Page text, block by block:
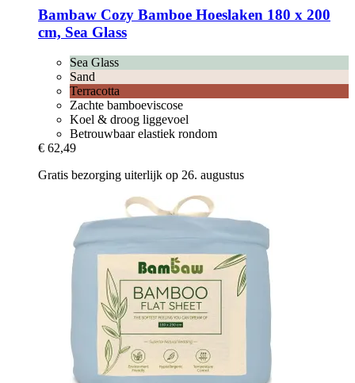
Bambaw Cozy Bamboe Hoeslaken 180 x 200
cm, Sea Glass
Sea Glass
Sand
Terracotta
Zachte bamboeviscose
Koel & droog liggevoel
Betrouwbaar elastiek rondom
€ 62,49
Gratis bezorging uiterlijk op 26. augustus